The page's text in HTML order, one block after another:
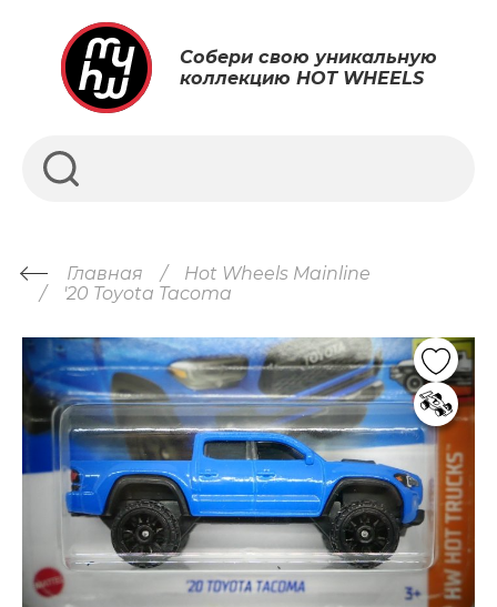
Собери свою уникальную
коллекцию HOT WHEELS
Главная
Hot Wheels Mainline
'20 Toyota Tacoma